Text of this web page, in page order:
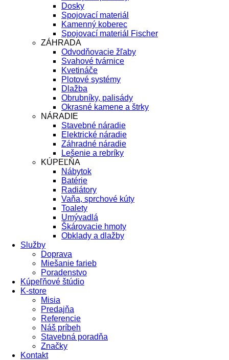
Dosky
Spojovací materiál
Kamenný koberec
Spojovací materiál Fischer
ZÁHRADA
Odvodňovacie žľaby
Svahové tvárnice
Kvetináče
Plotové systémy
Dlažba
Obrubníky, palisády
Okrasné kamene a štrky
NÁRADIE
Stavebné náradie
Elektrické náradie
Záhradné náradie
Lešenie a rebríky
KÚPEĽŇA
Nábytok
Batérie
Radiátory
Vaňa, sprchové kúty
Toalety
Umývadlá
Škárovacie hmoty
Obklady a dlažby
Služby
Doprava
Miešanie farieb
Poradenstvo
Kúpeľňové štúdio
K-store
Misia
Predajňa
Referencie
Náš príbeh
Stavebná poradňa
Značky
Kontakt